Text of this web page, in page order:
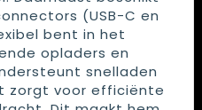
(USB-C en
bent in het
opladers en
snelladen
zorgt voor efficiënte